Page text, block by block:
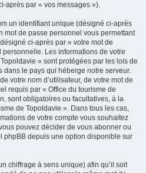
après par « vos messages »).
un identifiant unique (désigné ci-après
mot de passe personnel vous permettant
ci-après par « votre mot de
Les informations de votre
» sont protégées par les lois de
le pays qui héberge notre serveur.
votre nom d’utilisateur, de votre mot de
requis par « Office du tourisme de
sont obligatoires ou facultatives, à la
de Topoldavie ». Dans tous les cas,
de votre compte vous souhaitez
pouvez décider de vous abonner ou
phpBB depuis une option disponible sur
chiffrage à sens unique) afin qu’il soit